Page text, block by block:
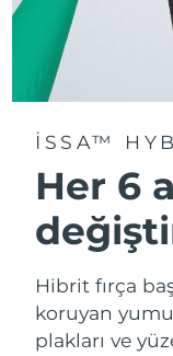
ISSA™
Her 6
Hibrit fırça
koruyan
plakları ve